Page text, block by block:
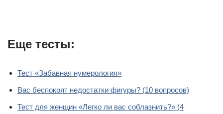
Еще тесты:
Тест «Забавная нумерология»
Вас беспокоят недостатки фигуры? (10 вопросов)
Тест для женщин «Легко ли вас соблазнить?» (4